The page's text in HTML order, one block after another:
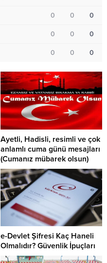
0 0 0
0 0 0
0 0 0
Ayetli, Hadisli, resimli ve çok
anlamlı cuma günü mesajları
(Cumanız mübarek olsun)
e-Devlet Şifresi Kaç Haneli
Olmalıdır? Güvenlik İpuçları